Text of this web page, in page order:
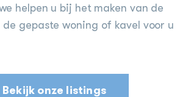
helpen u bij het maken van de
de gepaste woning of kavel voor u
Bekijk onze listings